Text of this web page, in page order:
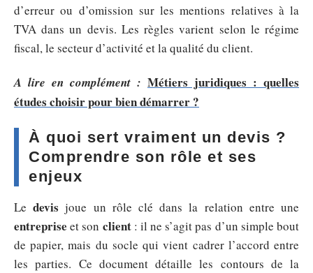
d’erreur ou d’omission sur les mentions relatives à la
TVA dans un devis. Les règles varient selon le régime
fiscal, le secteur d’activité et la qualité du client.
A lire en complément : Métiers juridiques : quelles
études choisir pour bien démarrer ?
À quoi sert vraiment un devis ?
Comprendre son rôle et ses
enjeux
Ledevis joue un rôle clé dans la relation entre une
entreprise et son client: il ne s’agit pas d’un simple bout
de papier, mais du socle qui vient cadrer l’accord entre
les parties. Ce document détaille les contours de la